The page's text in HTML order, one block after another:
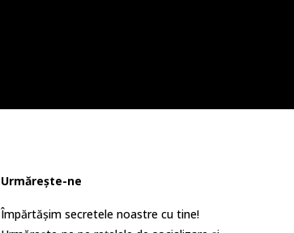
Urmărește-ne
Împărtășim secretele noastre cu tine!